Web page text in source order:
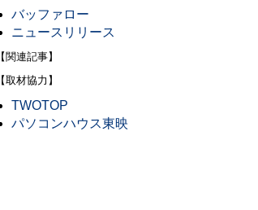
バッファロー
ニュースリリース
【関連記事】
【取材協力】
TWOTOP
パソコンハウス東映